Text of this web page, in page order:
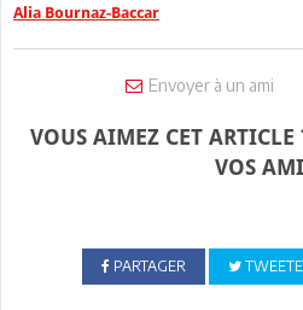
Alia Bournaz-Baccar
Envoyer à un ami
VOUS AIMEZ CET ARTICLE
VOS
PARTAGER